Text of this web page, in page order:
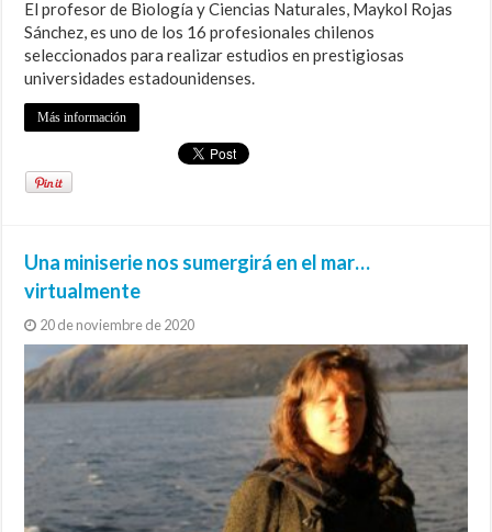
El profesor de Biología y Ciencias Naturales, Maykol Rojas
Sánchez, es uno de los 16 profesionales chilenos
seleccionados para realizar estudios en prestigiosas
universidades estadounidenses.
Más información
Una miniserie nos sumergirá en el mar…
virtualmente
20 de noviembre de 2020